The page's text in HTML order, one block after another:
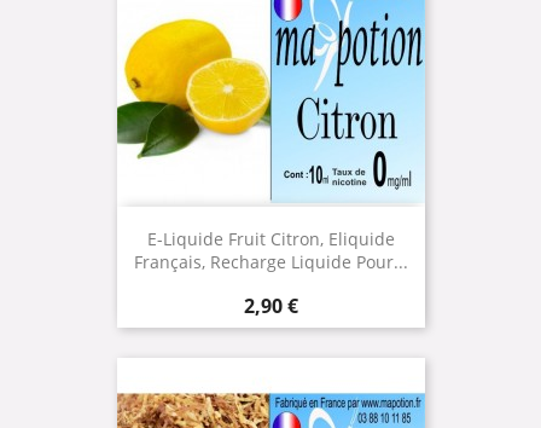
E-Liquide Fruit Citron, Eliquide
Français, Recharge Liquide Pour...
Prix
2,90 €